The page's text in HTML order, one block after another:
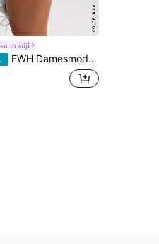
in stijl
FWH Damesmode Elastische Casual Elegante Sport Fitness Shorts - Lente/Zomer Veelzijdige Retro Minimalistische Slanke Hoge Taille Comfortabele Hardloop Street Style All-Match Verbeterde Versie (Met Zakken/Sexy Billen-Lifting Perzik Billen Yoga Shorts) Elegante Retro Sport Shorts | Lente/Zomer Veelzijdige All-Match Verbeterde Versie, Hoge Taille Elastisch Ontwerp, Minimalistische Slanke Pasvorm, Comfortabele Fit. Sexy Billen-Lifting Snit, Met Praktische Zakken